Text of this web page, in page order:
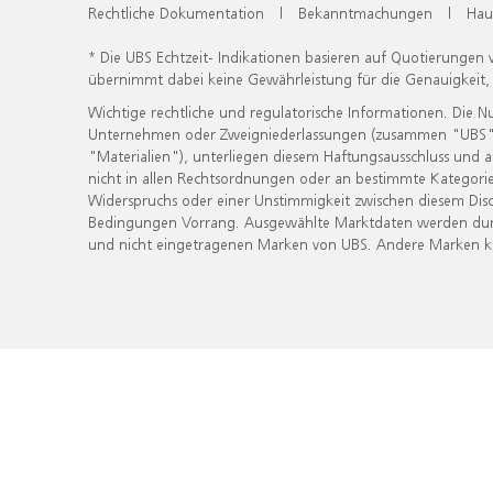
Rechtliche Dokumentation | Bekanntmachungen |
* Die UBS Echtzeit- Indikationen basieren auf
übernimmt dabei keine Gewährleistung für die
Wichtige rechtliche und regulatorische Informationen. Die
Unternehmen oder Zweigniederlassungen (zusammen
"Materialien"), unterliegen diesem Haftungsausschluss
nicht in allen Rechtsordnungen oder an bestimmte
Widerspruchs oder einer Unstimmigkeit zwischen diesem
Bedingungen Vorrang. Ausgewählte Marktdaten werden
und nicht eingetragenen Marken von UBS. Andere Marken